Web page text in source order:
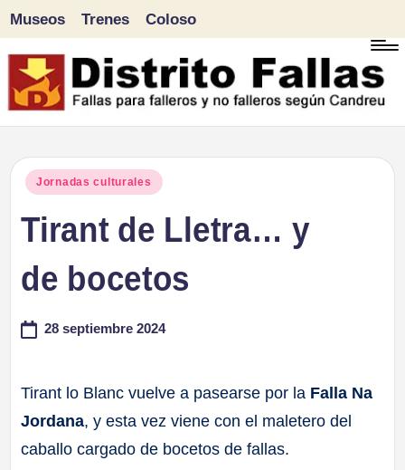
Saltar
al
Museos Trenes Coloso
Publicado
Jornadas culturales
Tirant de Lletra… y
de bocetos
28 septiembre 2024
Tirant lo Blanc vuelve a pasearse por la Falla Na
Jordana, y esta vez viene con el maletero del
caballo cargado de bocetos de fallas.